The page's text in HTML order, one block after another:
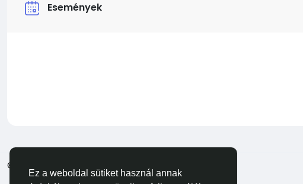
Ez a weboldal sütiket használ annak
Események
© 2026 Facehun